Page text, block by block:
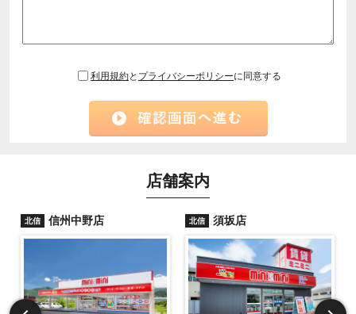
利用規約と プライバシーポリシーに同意する
店舗案内
北信 信州中野店 北信 須坂店